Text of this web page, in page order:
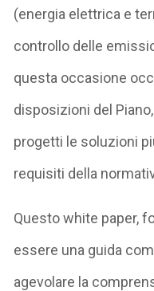
(energia elettrica e
controllo delle
questa occasione
disposizioni del
progetti le soluzioni
requisiti della
Questo white paper,
essere una guida
agevolare la